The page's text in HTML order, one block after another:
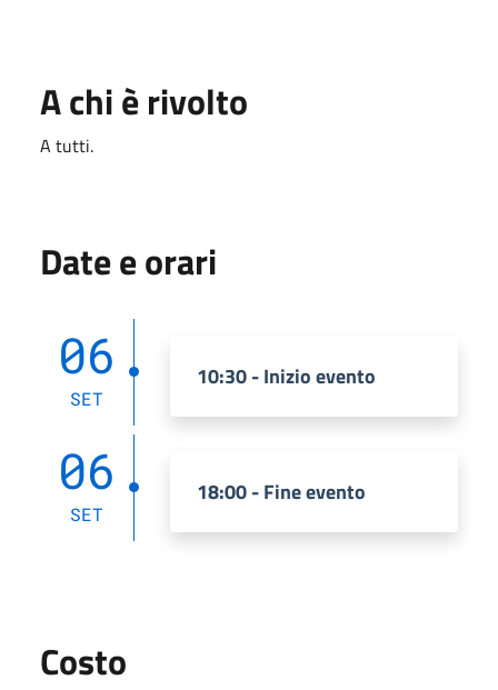
A chi è rivolto
A tutti.
Date e orari
06
SET
10:30 - Inizio evento
06
SET
18:00 - Fine evento
Costo